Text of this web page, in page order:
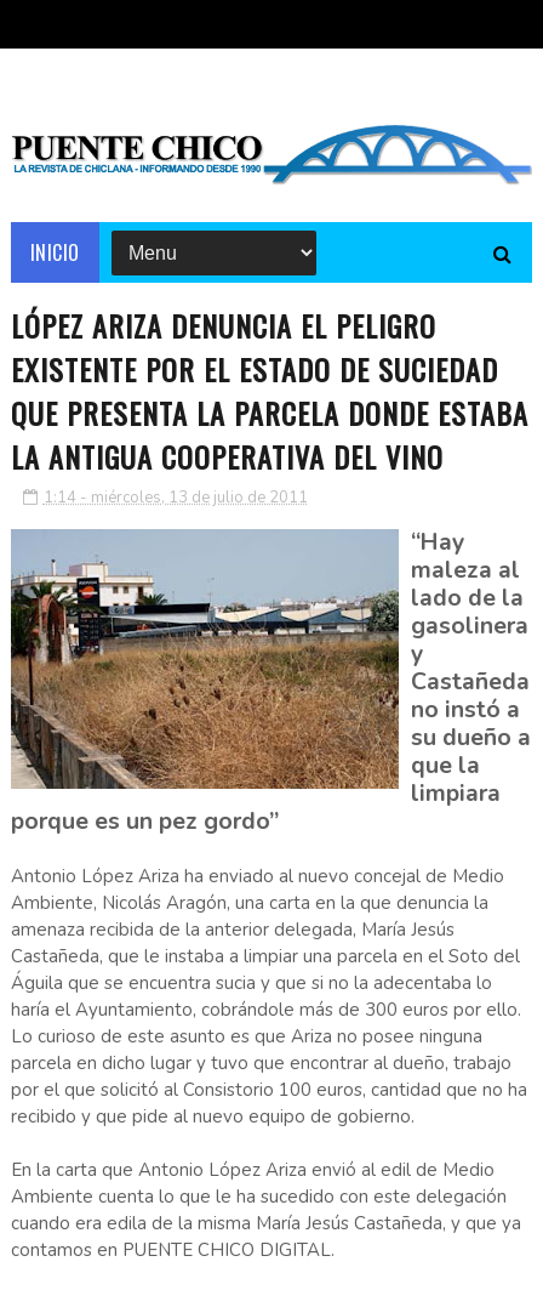
INICIO
LÓPEZ ARIZA DENUNCIA EL PELIGRO
EXISTENTE POR EL ESTADO DE SUCIEDAD
QUE PRESENTA LA PARCELA DONDE ESTABA
LA ANTIGUA COOPERATIVA DEL VINO
1:14 - miércoles, 13 de julio de 2011
“Hay
maleza al
lado de la
gasolinera
y
Castañeda
no instó a
su dueño a
que la
limpiara
porque es un pez gordo”
Antonio López Ariza ha enviado al nuevo concejal de Medio
Ambiente, Nicolás Aragón, una carta en la que denuncia la
amenaza recibida de la anterior delegada, María Jesús
Castañeda, que le instaba a limpiar una parcela en el Soto del
Águila que se encuentra sucia y que si no la adecentaba lo
haría el Ayuntamiento, cobrándole más de 300 euros por ello.
Lo curioso de este asunto es que Ariza no posee ninguna
parcela en dicho lugar y tuvo que encontrar al dueño, trabajo
por el que solicitó al Consistorio 100 euros, cantidad que no ha
recibido y que pide al nuevo equipo de gobierno.
En la carta que Antonio López Ariza envió al edil de Medio
Ambiente cuenta lo que le ha sucedido con este delegación
cuando era edila de la misma María Jesús Castañeda, y que ya
contamos en PUENTE CHICO DIGITAL.